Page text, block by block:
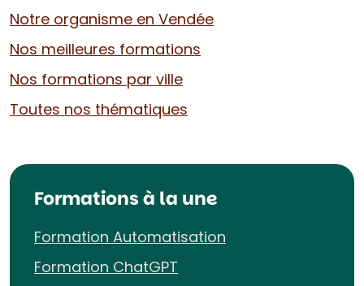
Notre organisme en Vendée
Nos meilleures formations
Nos formations par ville
Toutes nos thématiques
Formations à la une
Formation Automatisation
Formation ChatGPT